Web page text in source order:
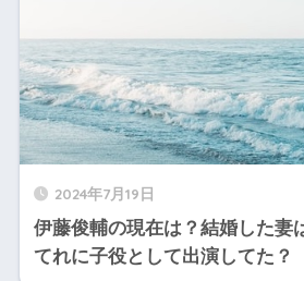
2024年7月19日
伊藤俊輔の現在は？結婚した妻
てれに子役として出演してた？